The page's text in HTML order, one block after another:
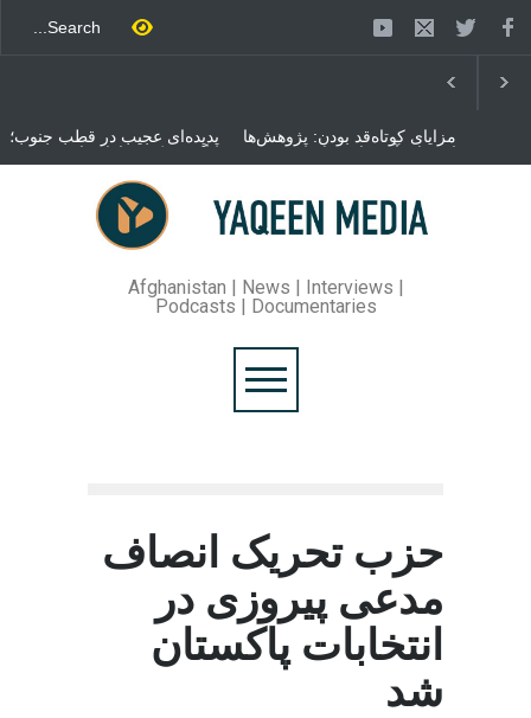
پدیده‌ای عجیب در قطب جنوب؛
پنگوئنی که هزاران بار در روز
می‌خوابد
مزایای کوتاه‌قد بودن: پژوهش‌ها
از فواید آن برای سلامتی
می‌گویند
محمدباقر قالیباف، رئیس
مجلس ایران، با انتقاد تند از
سیاست‌های دونالد ترمپ اعلام
کرد که واشنگتن تلاش دارد با
روند گفتگوها را از مسیر
مذاکره به سمت تسلیم سوق
دهد.
Afghanistan | News | Interviews |
Podcasts | Documentaries
حزب تحریک انصاف
مدعی پیروزی در
انتخابات پاکستان
شد